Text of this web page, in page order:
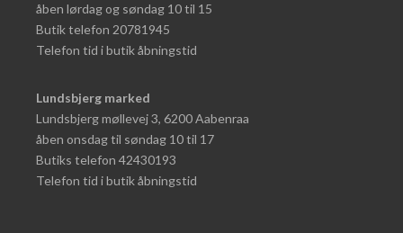
åben lørdag og søndag 10 til 15
Butik telefon 20781945
Telefon tid i butik åbningstid
Lundsbjerg marked
Lundsbjerg møllevej 3, 6200 Aabenraa
åben onsdag til søndag 10 til 17
Butiks telefon 42430193
Telefon tid i butik åbningstid